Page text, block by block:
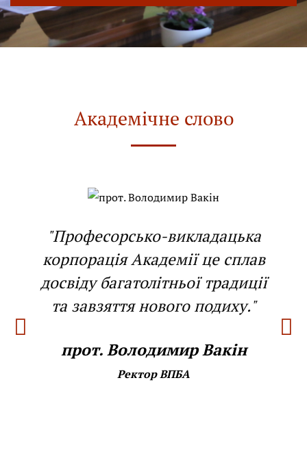
Академічне слово
"Професорсько-викладацька
корпорація Академії це сплав
досвіду багатолітньої традиції
та завзяття нового подиху."
прот. Володимир Вакін
Ректор ВПБА